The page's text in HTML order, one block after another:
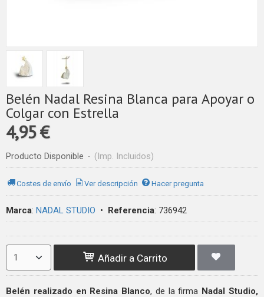
Belén Nadal Resina Blanca para Apoyar o
Colgar con Estrella
4,95 €
Producto Disponible - (Imp. Incluidos)
Costes de envío Ver descripción Hacer pregunta
Marca: NADAL STUDIO • Referencia: 736942
Añadir a Carrito
Belén realizado en Resina Blanco, de la firma Nadal Studio,